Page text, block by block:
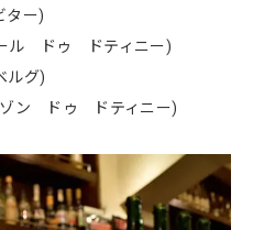
ター)
ル ドゥ ドティニー)
ルグ)
ン ドゥ ドティニー)